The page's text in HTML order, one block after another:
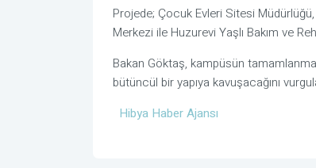
Projede; Çocuk Evleri Sitesi
Merkezi ile Huzurevi Yaşlı Bakım ve
Bakan Göktaş, kampüsün
bütüncül bir yapıya kavuşacağını
Hibya Haber Ajansı